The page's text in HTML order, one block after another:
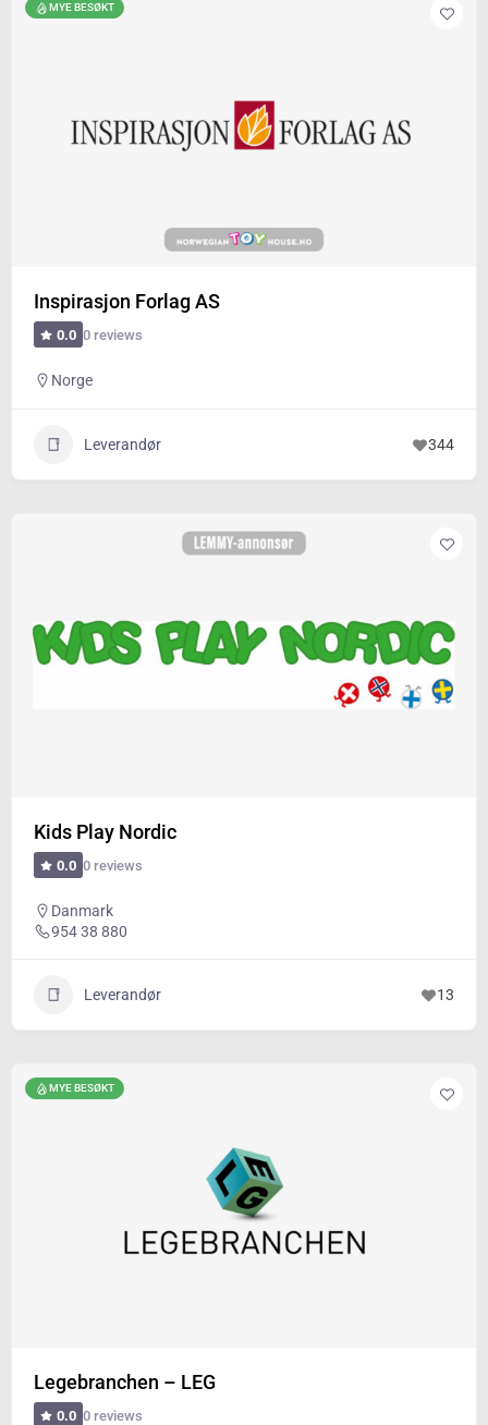
MYE BESØKT
Inspirasjon Forlag AS
0.0 0 reviews
Norge
Leverandør 344
Kids Play Nordic
0.0 0 reviews
Danmark
954 38 880
Leverandør 13
MYE BESØKT
Legebranchen – LEG
0.0 0 reviews